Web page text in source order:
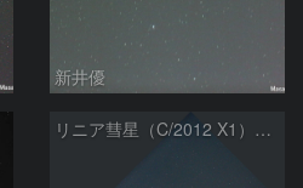
新井優
リニア彗星（C/2012 X1）と流星？